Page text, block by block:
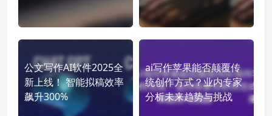
公文写作AI软件2025全
新上线！ 智能拟稿效率
飙升300%
ai写作苹果能否颠覆传
统创作方式？业内专家
分析未来趋势与挑战